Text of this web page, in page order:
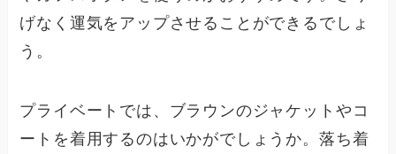
げなく運気をアップさせることができるでしょ
う。
プライベートでは、ブラウンのジャケットやコ
ートを着用するのはいかがでしょうか。落ち着